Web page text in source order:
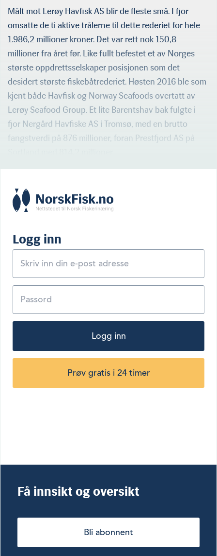
Målt mot Lerøy Havfisk AS blir de fleste små. I fjor
omsatte de ti aktive trålerne til dette rederiet for hele
1.986,2 millioner kroner. Det var rett nok 150,8
millioner fra året før. Like fullt befestet et av Norges
største oppdrettsselskaper posisjonen som det
desidert største fiskebåtrederiet. Høsten 2016 ble som
kjent både Havfisk og Norway Seafoods overtatt av
Lerøy Seafood Group. Et lite Barentshav bak fulgte i
fjor Nergård Havfiske AS i Tromsø, med en brutto
fangstverdi på 876 millioner, foran Prestfjord AS på
Logg inn
Logg inn
Prøv gratis i 24 timer
Få innsikt og oversikt
Bli abonnent